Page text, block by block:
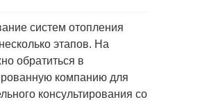
систем отопления
этапов. На
обратиться в
компанию для
консультирования со